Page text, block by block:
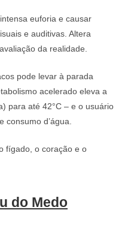
euforia e causar
e auditivas. Altera
da realidade.
pode levar à parada
acelerado eleva a
para até 42°C – e o usuário
d’água.
fígado, o coração e o
do Medo